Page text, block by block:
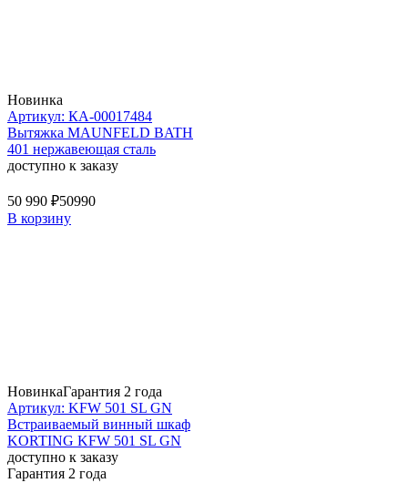
Новинка
Артикул: КА-00017484
Вытяжка MAUNFELD BATH
401 нержавеющая сталь
доступно к заказу
50 990 ₽50990
В корзину
НовинкаГарантия 2 года
Артикул: KFW 501 SL GN
Встраиваемый винный шкаф
KORTING KFW 501 SL GN
доступно к заказу
Гарантия 2 года